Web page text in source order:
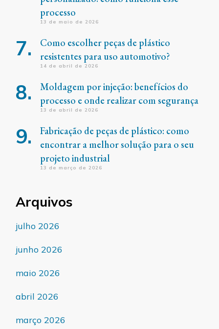
processo
13 de maio de 2026
Como escolher peças de plástico
resistentes para uso automotivo?
14 de abril de 2026
Moldagem por injeção: benefícios do
processo e onde realizar com segurança
13 de abril de 2026
Fabricação de peças de plástico: como
encontrar a melhor solução para o seu
projeto industrial
13 de março de 2026
Arquivos
julho 2026
junho 2026
maio 2026
abril 2026
março 2026